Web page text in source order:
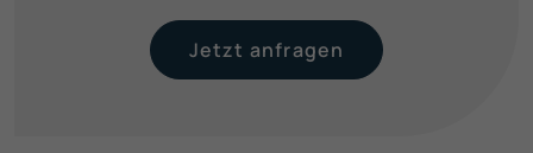
Jetzt anfragen